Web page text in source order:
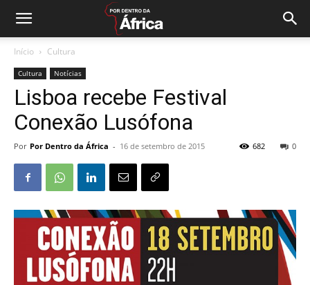
Início Cultura
Cultura Notícias
Lisboa recebe Festival
Conexão Lusófona
Por Por Dentro da África - 16 de setembro de 2015 0
682